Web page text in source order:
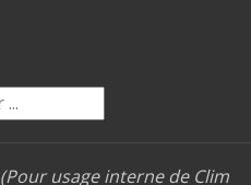
(Pour usage interne de Clim